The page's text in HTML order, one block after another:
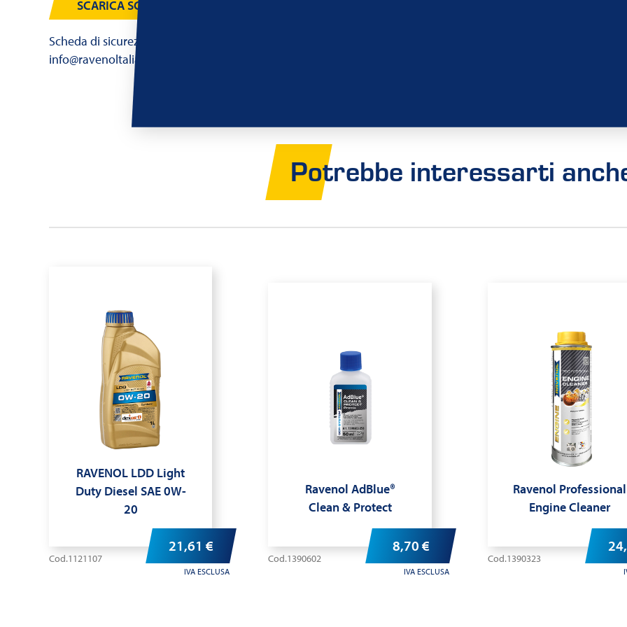
SCARICA SCHEDA TECNICA
Scheda di sicurezza SDB è disponibile su richiesta
info@ravenoltalia.it
Potrebbe interessarti
RAVENOL LDD Light
Duty Diesel SAE 0W-
20
Cod.1121107
21,61€
IVA ESCLUSA
Ravenol AdBlue®
Clean & Protect
Cod.1390602
8,70 €
IVA ESCLUSA
Ravenol Professional
Engine Cleaner
Cod.1390323